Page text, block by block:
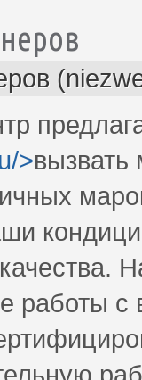
>вызвать
работы с